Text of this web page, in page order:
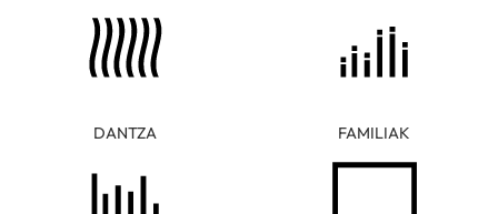
DANTZA FAMILIAK